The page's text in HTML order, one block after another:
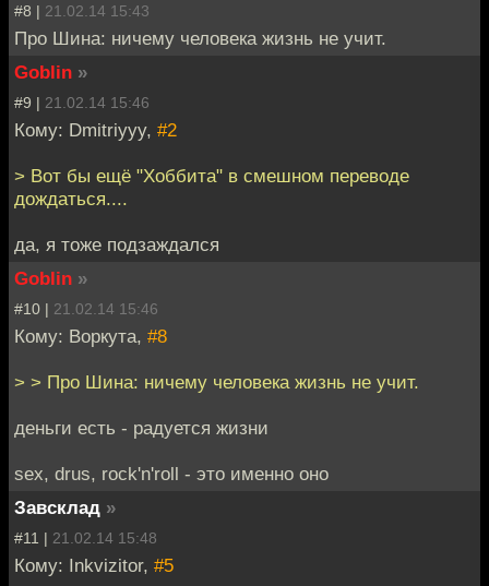
#8 | 21.02.14 15:43
Про Шина: ничему человека жизнь не учит.
Goblin »
#9 | 21.02.14 15:46
Кому: Dmitriyyy, #2
> Вот бы ещё "Хоббита" в смешном переводе
дождаться....
да, я тоже подзаждался
Goblin »
#10 | 21.02.14 15:46
Кому: Воркута, #8
> > Про Шина: ничему человека жизнь не учит.
деньги есть - радуется жизни
sex, drus, rock'n'roll - это именно оно
Завсклад »
#11 | 21.02.14 15:48
Кому: Inkvizitor, #5